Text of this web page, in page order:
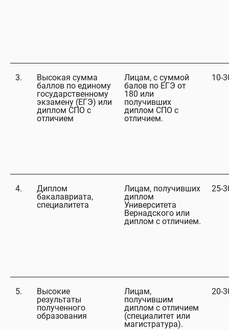
3.
Высокая сумма
баллов по единому
государственному
экзамену (ЕГЭ) или
диплом СПО с
отличием
Лицам, с суммой
балов по ЕГЭ от
180 или
получивших
диплом СПО с
отличием.
10-
4.
Диплом
бакалавриата,
специалитета
Лицам, получивших
диплом
Университета
Вернадского или
диплом с отличием.
25-
5.
Высокие
результаты
полученного
образования
Лицам,
получившим
диплом с отличием
(специалитет или
магистратура).
20-